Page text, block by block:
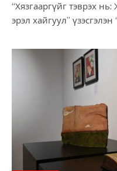
“Хязгааргүйг тэврэх
эрэл хайгуул”
дэх Италийн Соёлын…